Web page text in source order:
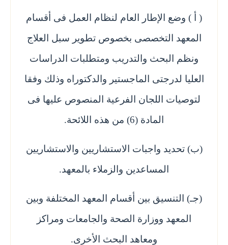
( أ ) وضع الإطار العام لنظام العمل فى أقسام
المعهد التخصصى بخصوص تطوير سبل العلاج
ونظم البحث والتدريب ومتطلبات الدراسات
العليا لدرجتى الماجستير والدكتوراه وذلك وفقا
لتوصيات اللجان الفرعية المنصوص عليها فى
المادة (6) من هذه اللائحة.
(ب) تحديد واجبات الاستشاريين والاستشاريين
المساعدين والزملاء بالمعهد.
(جـ) التنسيق بين أقسام المعهد المختلفة وبين
المعهد ووزارة الصحة والجامعات ومراكز
ومعاهد البحث الأخرى.